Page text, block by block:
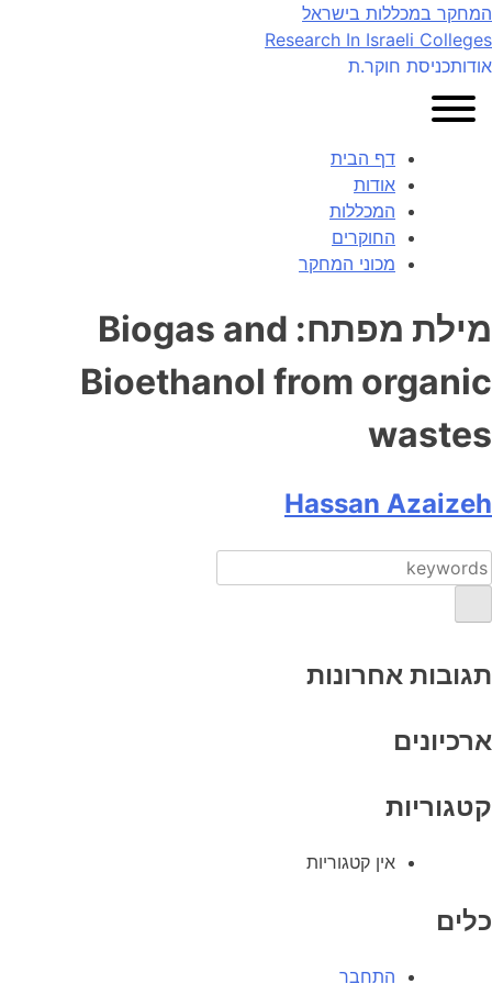
Skip
to
content
המחקר במכללות בישראל
Research In Israeli Colleges
אודותכניסת חוקר.ת
דף הבית
אודות
המכללות
החוקרים
מכוני המחקר
מילת מפתח: Biogas and
Bioethanol from organic
wastes
Hassan Azaizeh
תגובות אחרונות
ארכיונים
קטגוריות
אין קטגוריות
כלים
התחבר